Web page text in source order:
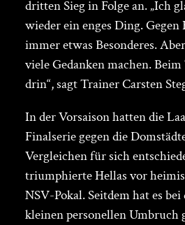
dritten Sieg in Folge an. „Ich
wieder ein enges Ding. Gegen
immer etwas Besonderes.
viele Gedanken machen.
drin“, sagt Trainer Carsten
In der Vorsaison hatten die
Finalserie gegen die
Vergleichen für sich
triumphierte Hellas vor
NSV-Pokal. Seitdem hat es
kleinen personellen Umbruch